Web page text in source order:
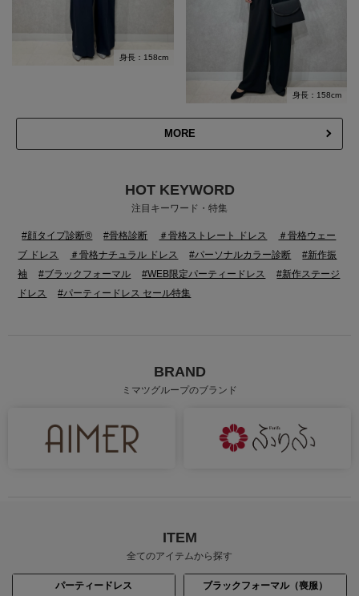
身長：158cm
身長：158cm
MORE
HOT KEYWORD
注目キーワード・特集
#顔タイプ診断® #骨格診断 ＃骨格ストレート ドレス
＃骨格ウェー
ブ ドレス
＃骨格ナチュラル ドレス #パーソナルカラー診断
#新作振
袖
#ブラックフォーマル #WEB限定パーティードレス
#新作ステージ
ドレス
#パーティードレス セール特集
BRAND
ミマツグループのブランド
ITEM
全てのアイテムから探す
パーティードレス ブラックフォーマル（喪服）